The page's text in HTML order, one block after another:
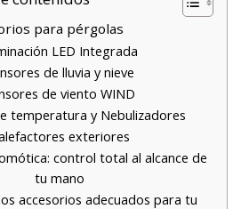
para pérgolas
LED Integrada
de lluvia y nieve
de viento WIND
temperatura y Nebulizadores
exteriores
control total al alcance de
tu mano
accesorios adecuados para tu